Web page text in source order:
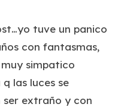
tuve un panico
con fantasmas,
simpatico
las luces se
ser extraño y con